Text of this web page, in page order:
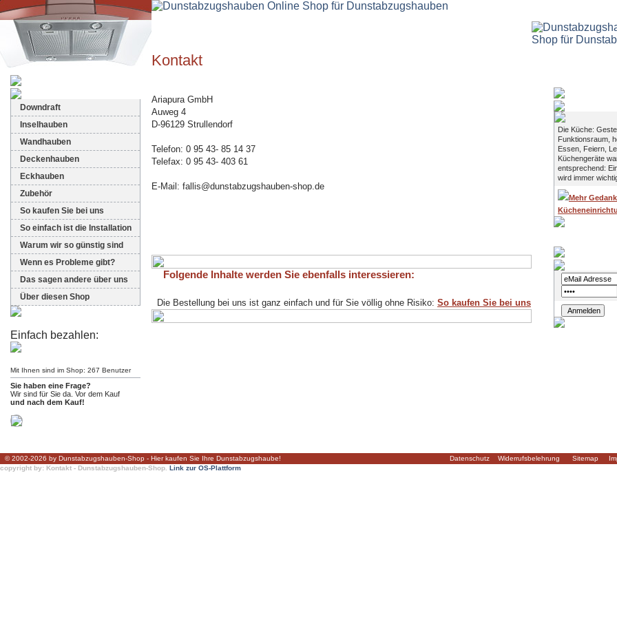
Downdraft
Inselhauben
Wandhauben
Deckenhauben
Eckhauben
Zubehör
So kaufen Sie bei uns
So einfach ist die Installation
Warum wir so günstig sind
Wenn es Probleme gibt?
Das sagen andere über uns
Über diesen Shop
Einfach bezahlen:
Mit Ihnen sind im Shop: 267 Benutzer
Sie haben eine Frage?
Wir sind für Sie da. Vor dem Kauf
und nach dem Kauf!
Kontakt
Ariapura GmbH
Auweg 4
D-96129 Strullendorf
Telefon: 0 95 43- 85 14 37
Telefax: 0 95 43- 403 61
E-Mail: fallis@dunstabzugshauben-shop.de
Folgende Inhalte werden Sie ebenfalls interessieren:
Die Bestellung bei uns ist ganz einfach und für Sie völlig ohne Risiko: So kaufen Sie bei uns
Die Küche:
Funktionsraum,
Essen, Feiern,
Küchengeräte
entsprechend:
wird immer
Mehr
© 2002-2026 by Dunstabzugshauben-Shop - Hier kaufen Sie Ihre Dunstabzugshaube! Datenschutz Widerrufsbelehrung Sitemap
copyright by: Kontakt - Dunstabzugshauben-Shop. Link zur OS-Plattform